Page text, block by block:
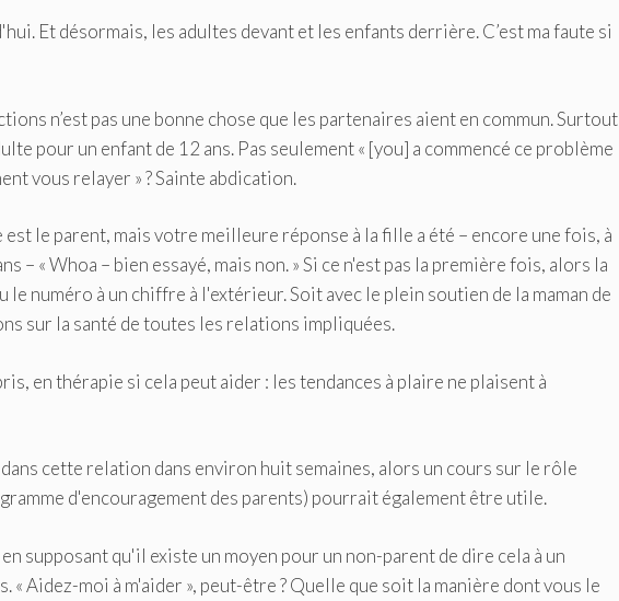
Et désormais, les adultes devant et les enfants derrière. C’est ma faute si
n’est pas une bonne chose que les partenaires aient en commun. Surtout
pour un enfant de 12 ans. Pas seulement « [you] a commencé ce problème
vous relayer » ? Sainte abdication.
le parent, mais votre meilleure réponse à la fille a été – encore une fois, à
– « Whoa – bien essayé, mais non. » Si ce n'est pas la première fois, alors la
numéro à un chiffre à l'extérieur. Soit avec le plein soutien de la maman de
sur la santé de toutes les relations impliquées.
en thérapie si cela peut aider : les tendances à plaire ne plaisent à
cette relation dans environ huit semaines, alors un cours sur le rôle
d'encouragement des parents) pourrait également être utile.
supposant qu'il existe un moyen pour un non-parent de dire cela à un
« Aidez-moi à m'aider », peut-être ? Quelle que soit la manière dont vous le